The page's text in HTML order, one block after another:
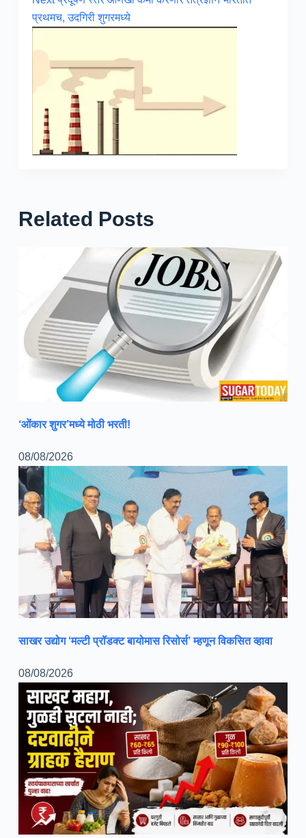
प्रथमच, उदगिरी शुगरमध्ये
Related Posts
‘ओंकार शुगर’मध्ये मोठी भरती!
08/08/2026
साखर उद्योग ‘मल्टी प्रॉडक्ट बायोमास रिसोर्स’ म्हणून विकसित व्हावा
08/08/2026